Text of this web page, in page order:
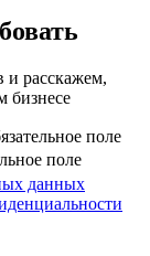
и расскажем,
бизнесе
поле
поле
данных